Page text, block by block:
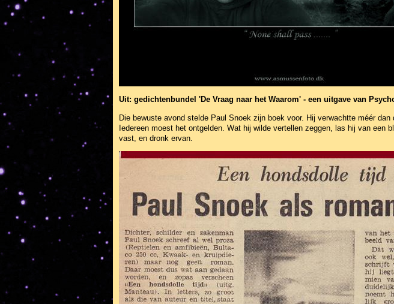
Uit: gedichtenbundel 'De Vraag naar het Waarom' - een uitgave van
Die bewuste avond stelde Paul Snoek zijn boek voor. Hij verwachtte méér
Iedereen moest het ontgelden. Wat hij wilde vertellen zeggen, las hij van een
vast, en dronk ervan.